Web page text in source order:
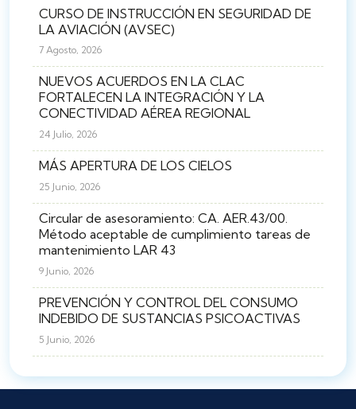
CURSO DE INSTRUCCIÓN EN SEGURIDAD DE
LA AVIACIÓN (AVSEC)
7 Agosto, 2026
NUEVOS ACUERDOS EN LA CLAC
FORTALECEN LA INTEGRACIÓN Y LA
CONECTIVIDAD AÉREA REGIONAL
24 Julio, 2026
MÁS APERTURA DE LOS CIELOS
25 Junio, 2026
Circular de asesoramiento: CA. AER.43/00.
Método aceptable de cumplimiento tareas de
mantenimiento LAR 43
9 Junio, 2026
PREVENCIÓN Y CONTROL DEL CONSUMO
INDEBIDO DE SUSTANCIAS PSICOACTIVAS
5 Junio, 2026